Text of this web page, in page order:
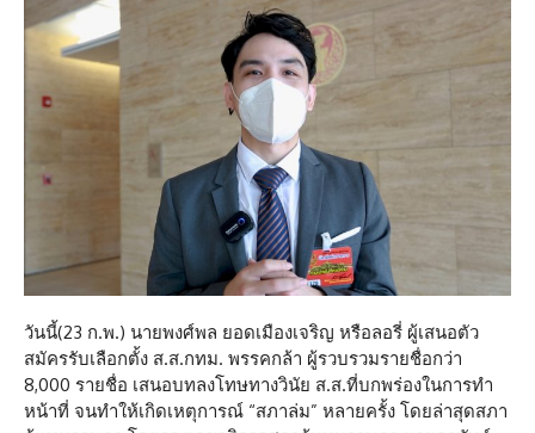
วันนี้(23 ก.พ.) นายพงศ์พล ยอดเมืองเจริญ หรือลอรี่ ผู้เสนอตัว
สมัครรับเลือกตั้ง ส.ส.กทม. พรรคกล้า ผู้รวบรวมรายชื่อกว่า
8,000 รายชื่อ เสนอบทลงโทษทางวินัย ส.ส.ที่บกพร่องในการทำ
หน้าที่ จนทำให้เกิดเหตุการณ์ “สภาล่ม” หลายครั้ง โดยล่าสุดสภา